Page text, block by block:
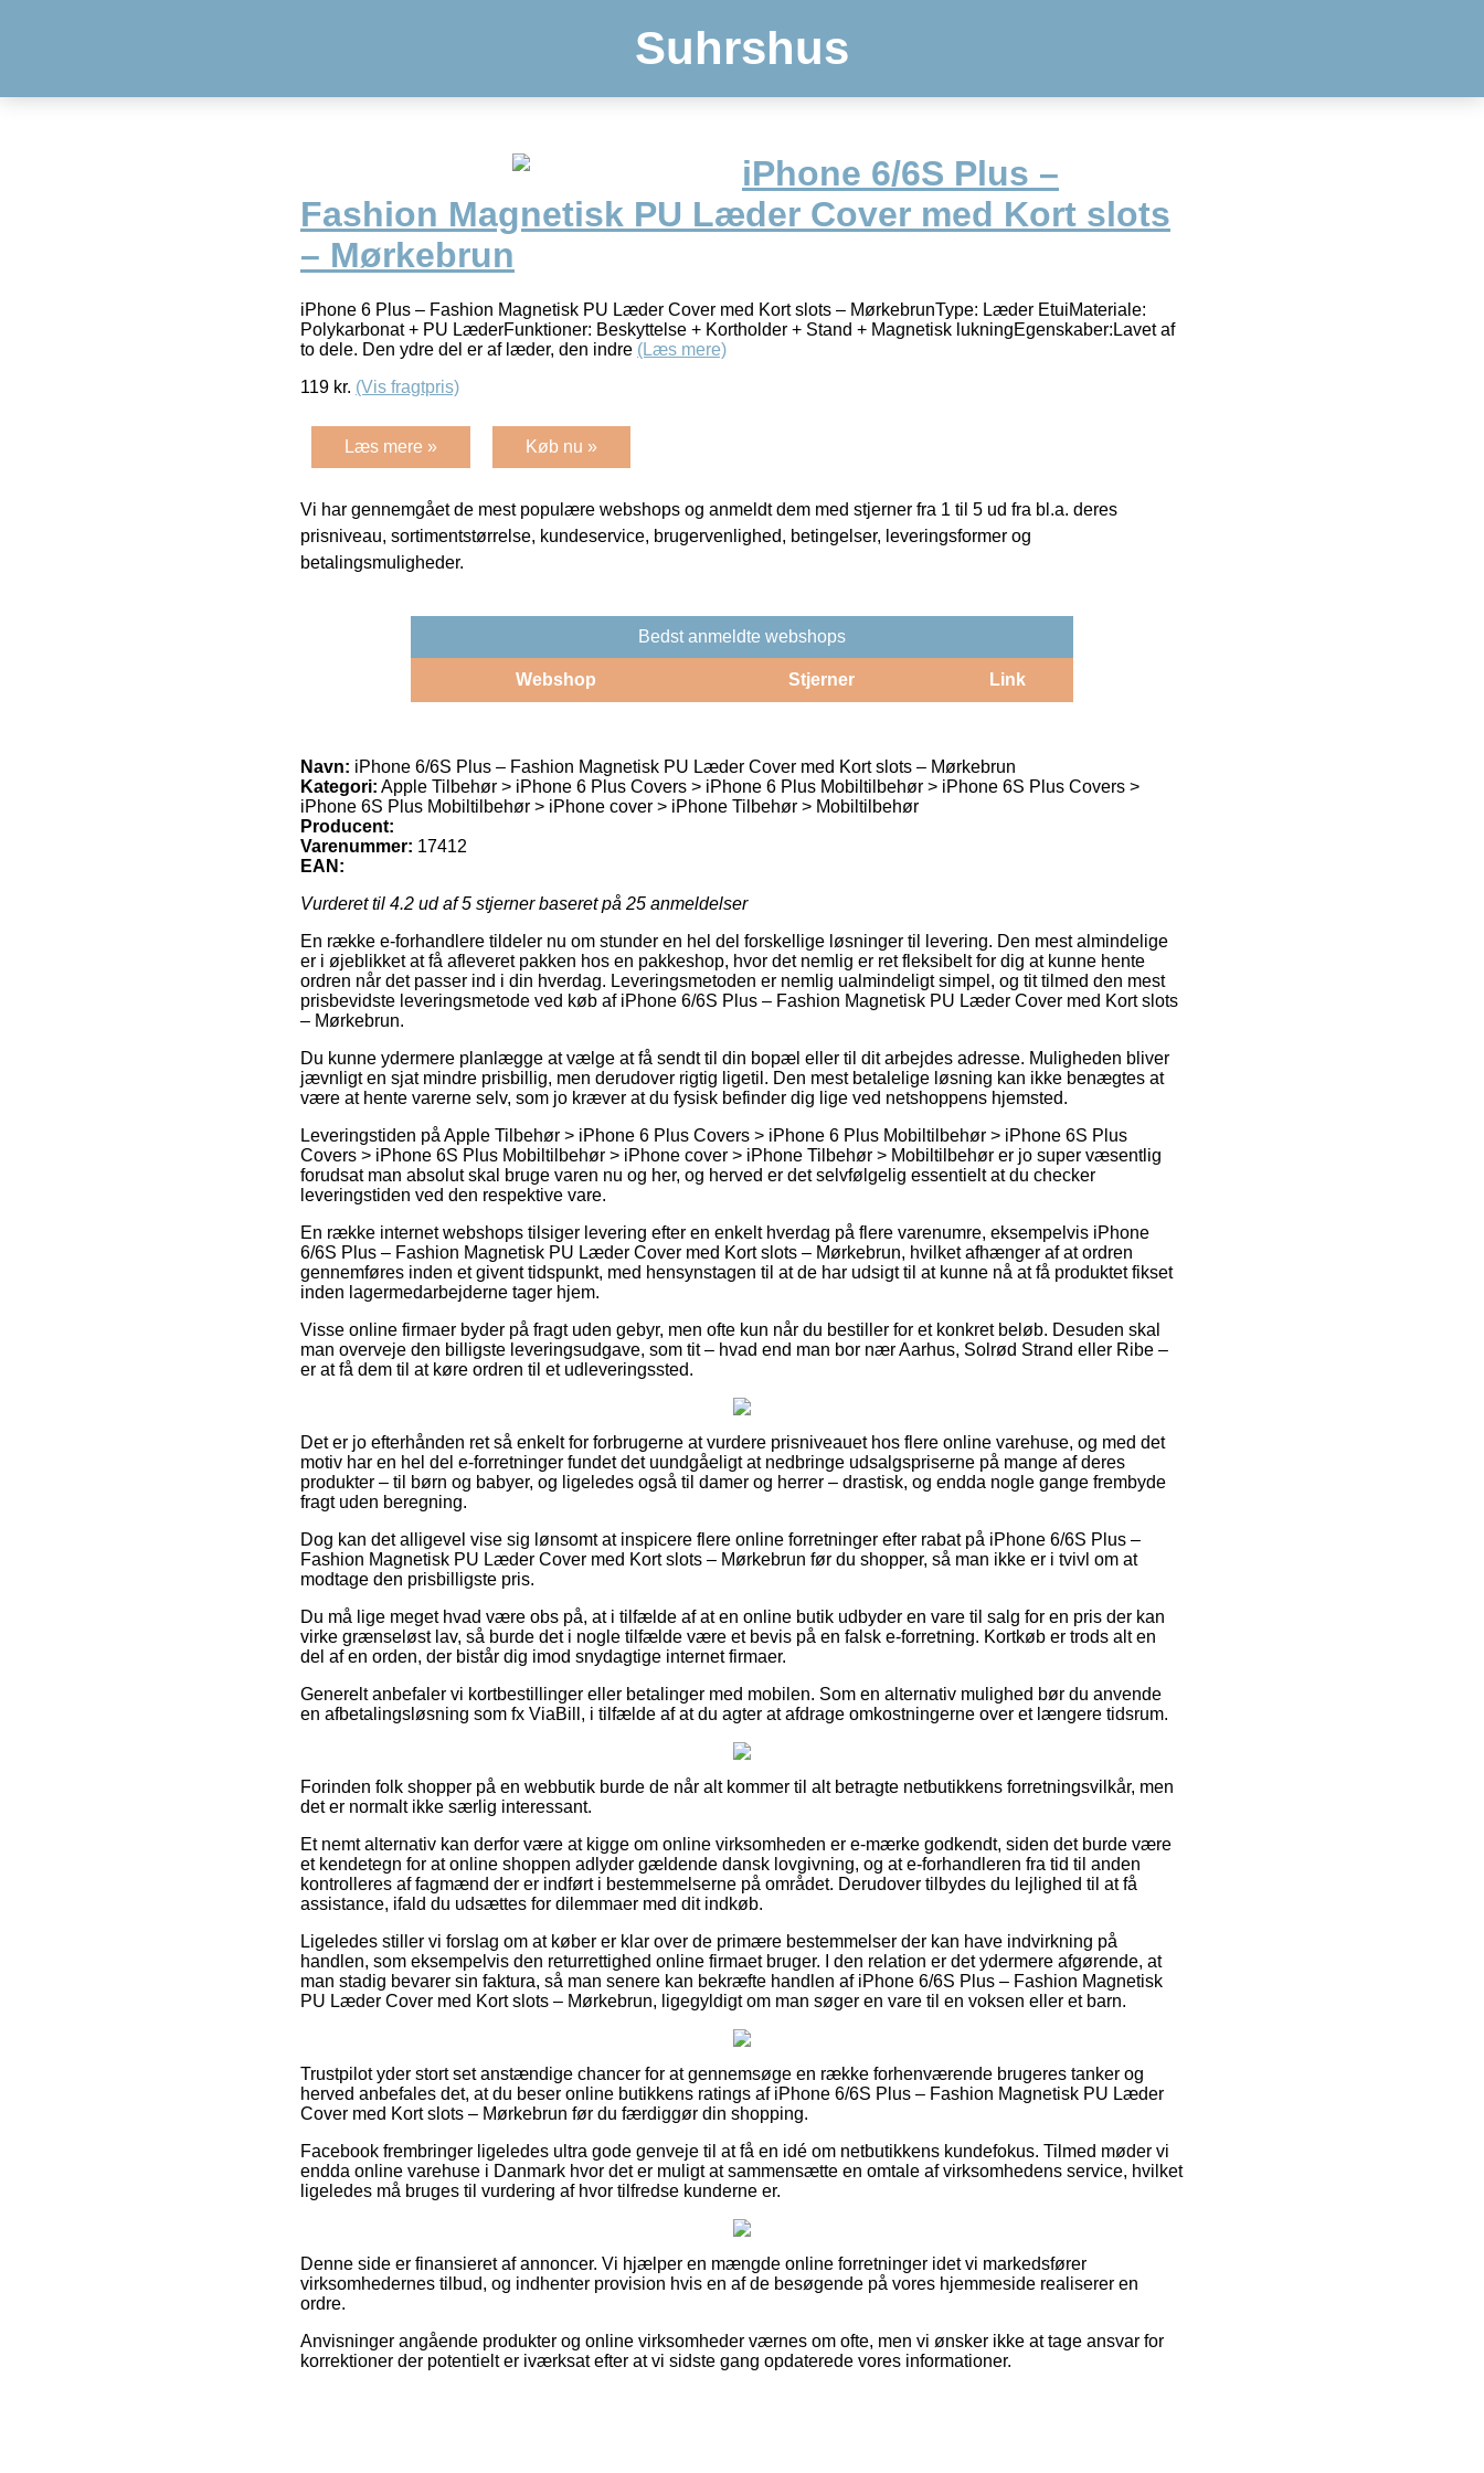
Suhrshus
iPhone 6/6S Plus –
Fashion Magnetisk PU Læder Cover med Kort slots
– Mørkebrun
iPhone 6 Plus – Fashion Magnetisk PU Læder Cover med Kort slots – MørkebrunType: Læder EtuiMateriale:
Polykarbonat + PU LæderFunktioner: Beskyttelse + Kortholder + Stand + Magnetisk lukningEgenskaber:Lavet af
to dele. Den ydre del er af læder, den indre (Læs mere)
119 kr. (Vis fragtpris)
Læs mere » Køb nu »
Vi har gennemgået de mest populære webshops og anmeldt dem med stjerner fra 1 til 5 ud fra bl.a. deres
prisniveau, sortimentstørrelse, kundeservice, brugervenlighed, betingelser, leveringsformer og
betalingsmuligheder.
Bedst anmeldte webshops
Webshop Stjerner Link
Navn: iPhone 6/6S Plus – Fashion Magnetisk PU Læder Cover med Kort slots – Mørkebrun
Kategori: Apple Tilbehør > iPhone 6 Plus Covers > iPhone 6 Plus Mobiltilbehør > iPhone 6S Plus Covers >
iPhone 6S Plus Mobiltilbehør > iPhone cover > iPhone Tilbehør > Mobiltilbehør
Producent:
Varenummer: 17412
EAN:
Vurderet til 4.2 ud af 5 stjerner baseret på 25 anmeldelser
En række e-forhandlere tildeler nu om stunder en hel del forskellige løsninger til levering. Den mest almindelige
er i øjeblikket at få afleveret pakken hos en pakkeshop, hvor det nemlig er ret fleksibelt for dig at kunne hente
ordren når det passer ind i din hverdag. Leveringsmetoden er nemlig ualmindeligt simpel, og tit tilmed den mest
prisbevidste leveringsmetode ved køb af iPhone 6/6S Plus – Fashion Magnetisk PU Læder Cover med Kort slots
– Mørkebrun.
Du kunne ydermere planlægge at vælge at få sendt til din bopæl eller til dit arbejdes adresse. Muligheden bliver
jævnligt en sjat mindre prisbillig, men derudover rigtig ligetil. Den mest betalelige løsning kan ikke benægtes at
være at hente varerne selv, som jo kræver at du fysisk befinder dig lige ved netshoppens hjemsted.
Leveringstiden på Apple Tilbehør > iPhone 6 Plus Covers > iPhone 6 Plus Mobiltilbehør > iPhone 6S Plus
Covers > iPhone 6S Plus Mobiltilbehør > iPhone cover > iPhone Tilbehør > Mobiltilbehør er jo super væsentlig
forudsat man absolut skal bruge varen nu og her, og herved er det selvfølgelig essentielt at du checker
leveringstiden ved den respektive vare.
En række internet webshops tilsiger levering efter en enkelt hverdag på flere varenumre, eksempelvis iPhone
6/6S Plus – Fashion Magnetisk PU Læder Cover med Kort slots – Mørkebrun, hvilket afhænger af at ordren
gennemføres inden et givent tidspunkt, med hensynstagen til at de har udsigt til at kunne nå at få produktet fikset
inden lagermedarbejderne tager hjem.
Visse online firmaer byder på fragt uden gebyr, men ofte kun når du bestiller for et konkret beløb. Desuden skal
man overveje den billigste leveringsudgave, som tit – hvad end man bor nær Aarhus, Solrød Strand eller Ribe –
er at få dem til at køre ordren til et udleveringssted.
Det er jo efterhånden ret så enkelt for forbrugerne at vurdere prisniveauet hos flere online varehuse, og med det
motiv har en hel del e-forretninger fundet det uundgåeligt at nedbringe udsalgspriserne på mange af deres
produkter – til børn og babyer, og ligeledes også til damer og herrer – drastisk, og endda nogle gange frembyde
fragt uden beregning.
Dog kan det alligevel vise sig lønsomt at inspicere flere online forretninger efter rabat på iPhone 6/6S Plus –
Fashion Magnetisk PU Læder Cover med Kort slots – Mørkebrun før du shopper, så man ikke er i tvivl om at
modtage den prisbilligste pris.
Du må lige meget hvad være obs på, at i tilfælde af at en online butik udbyder en vare til salg for en pris der kan
virke grænseløst lav, så burde det i nogle tilfælde være et bevis på en falsk e-forretning. Kortkøb er trods alt en
del af en orden, der bistår dig imod snydagtige internet firmaer.
Generelt anbefaler vi kortbestillinger eller betalinger med mobilen. Som en alternativ mulighed bør du anvende
en afbetalingsløsning som fx ViaBill, i tilfælde af at du agter at afdrage omkostningerne over et længere tidsrum.
Forinden folk shopper på en webbutik burde de når alt kommer til alt betragte netbutikkens forretningsvilkår, men
det er normalt ikke særlig interessant.
Et nemt alternativ kan derfor være at kigge om online virksomheden er e-mærke godkendt, siden det burde være
et kendetegn for at online shoppen adlyder gældende dansk lovgivning, og at e-forhandleren fra tid til anden
kontrolleres af fagmænd der er indført i bestemmelserne på området. Derudover tilbydes du lejlighed til at få
assistance, ifald du udsættes for dilemmaer med dit indkøb.
Ligeledes stiller vi forslag om at køber er klar over de primære bestemmelser der kan have indvirkning på
handlen, som eksempelvis den returrettighed online firmaet bruger. I den relation er det ydermere afgørende, at
man stadig bevarer sin faktura, så man senere kan bekræfte handlen af iPhone 6/6S Plus – Fashion Magnetisk
PU Læder Cover med Kort slots – Mørkebrun, ligegyldigt om man søger en vare til en voksen eller et barn.
Trustpilot yder stort set anstændige chancer for at gennemsøge en række forhenværende brugeres tanker og
herved anbefales det, at du beser online butikkens ratings af iPhone 6/6S Plus – Fashion Magnetisk PU Læder
Cover med Kort slots – Mørkebrun før du færdiggør din shopping.
Facebook frembringer ligeledes ultra gode genveje til at få en idé om netbutikkens kundefokus. Tilmed møder vi
endda online varehuse i Danmark hvor det er muligt at sammensætte en omtale af virksomhedens service, hvilket
ligeledes må bruges til vurdering af hvor tilfredse kunderne er.
Denne side er finansieret af annoncer. Vi hjælper en mængde online forretninger idet vi markedsfører
virksomhedernes tilbud, og indhenter provision hvis en af de besøgende på vores hjemmeside realiserer en
ordre.
Anvisninger angående produkter og online virksomheder værnes om ofte, men vi ønsker ikke at tage ansvar for
korrektioner der potentielt er iværksat efter at vi sidste gang opdaterede vores informationer.